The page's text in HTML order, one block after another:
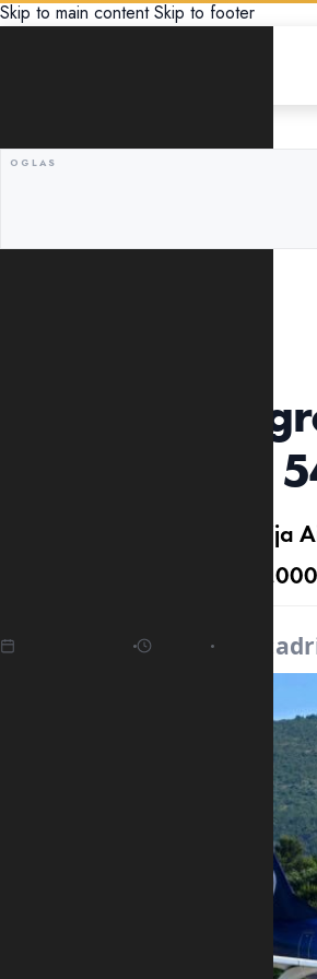
Skip to main content Skip to footer
Air
dobitkom od
Nacionalna avio-kompanija
rezultatom, ostvarivši